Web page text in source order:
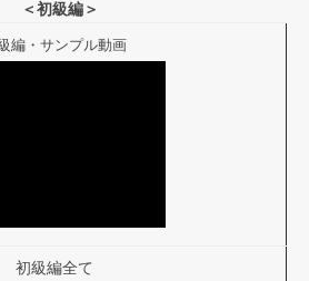
＜初級編＞
編・サンプル動画
初級編全て